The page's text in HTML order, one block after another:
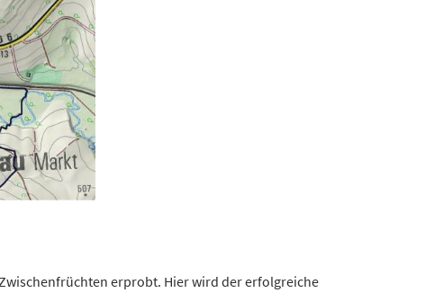
erprobt. Hier wird der erfolgreiche